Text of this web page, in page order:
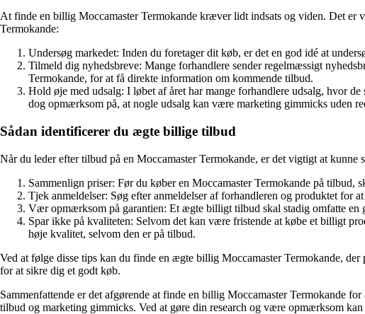
At finde en billig Moccamaster Termokande kræver lidt indsats og viden. Det
Termokande:
Undersøg markedet: Inden du foretager dit køb, er det en god idé at
Tilmeld dig nyhedsbreve: Mange forhandlere sender regelmæssigt
Termokande, for at få direkte information om kommende tilbud.
Hold øje med udsalg: I løbet af året har mange forhandlere udsalg, hvor
dog opmærksom på, at nogle udsalg kan være marketing gimmicks uden
Sådan identificerer du ægte billige tilbud
Når du leder efter tilbud på en Moccamaster Termokande, er det vigtigt at
Sammenlign priser: Før du køber en Moccamaster Termokande på
Tjek anmeldelser: Søg efter anmeldelser af forhandleren og produktet for
Vær opmærksom på garantien: Et ægte billigt tilbud skal stadig omfatte en
Spar ikke på kvaliteten: Selvom det kan være fristende at købe et billigt
høje kvalitet, selvom den er på tilbud.
Ved at følge disse tips kan du finde en ægte billig Moccamaster Termokande,
for at sikre dig et godt køb.
Sammenfattende er det afgørende at finde en billig Moccamaster Termokande
tilbud og marketing gimmicks. Ved at gøre din research og være opmærksom